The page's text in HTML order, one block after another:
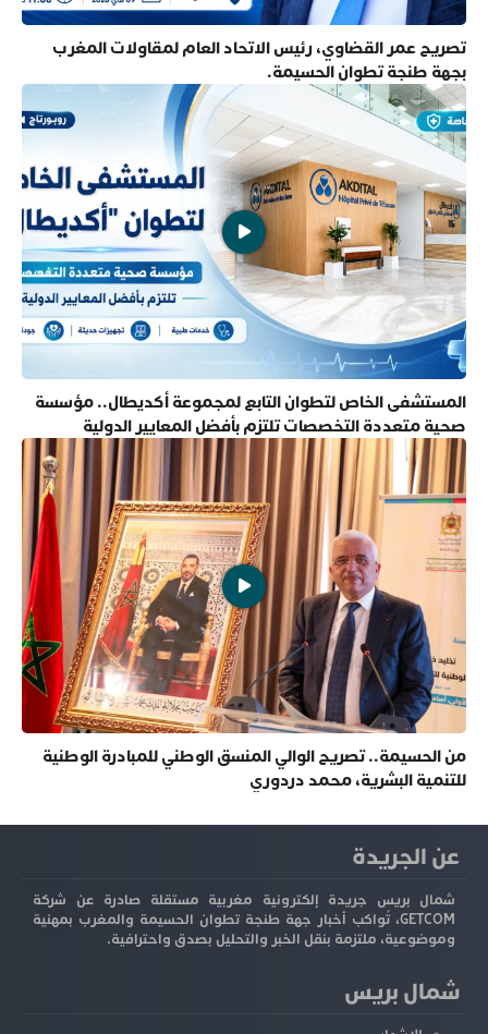
تصريح عمر القضاوي، رئيس الاتحاد العام لمقاولات المغرب
بجهة طنجة تطوان الحسيمة.
المستشفى الخاص لتطوان التابع لمجموعة أكديطال.. مؤسسة
صحية متعددة التخصصات تلتزم بأفضل المعايير الدولية
من الحسيمة.. تصريح الوالي المنسق الوطني للمبادرة الوطنية
للتنمية البشرية، محمد دردوري
عن الجريدة
شمال بريس جريدة إلكترونية مغربية مستقلة صادرة عن شركة
GETCOM، تُواكب أخبار جهة طنجة تطوان الحسيمة والمغرب بمهنية
وموضوعية، ملتزمة بنقل الخبر والتحليل بصدق واحترافية.
شمال بريس